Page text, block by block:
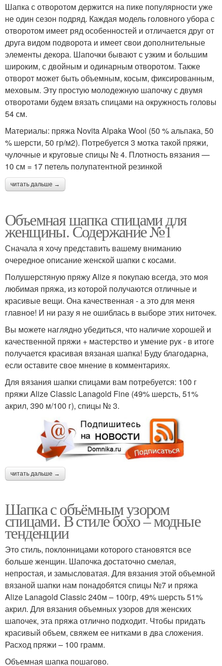
Шапка с отворотом держится на пике популярности уже
не один сезон подряд. Каждая модель головного убора с
отворотом имеет ряд особенностей и отличается друг от
друга видом подворота и имеет свои дополнительные
элементы декора. Шапочки бывают с узким и большим
широким, с двойным и одинарным отворотом. Также
отворот может быть объемным, косым, фиксированным,
меховым. Эту простую молодежную шапочку с двумя
отворотами будем вязать спицами на окружность головы
54 см.
Материалы: пряжа Novita Alpaka Wool (50 % альпака, 50
% шерсти, 50 гр/м2). Потребуется 3 мотка такой пряжи,
чулочные и круговые спицы № 4. Плотность вязания —
10 см = 17 петель полупатентной резинкой
читать дальше →
Объемная шапка спицами для
женщины. Содержание №1
Сначала я хочу представить вашему вниманию
очередное описание женской шапки с косами.
Полушерстяную пряжу Alize я покупаю всегда, это моя
любимая пряжа, из которой получаются отличные и
красивые вещи. Она качественная - а это для меня
главное! И ни разу я не ошиблась в выборе этих ниточек.
Вы можете наглядно убедиться, что наличие хорошей и
качественной пряжи + мастерство и умение рук - в итоге
получается красивая вязаная шапка! Буду благодарна,
если оставите свое мнение в комментариях.
Для вязания шапки спицами вам потребуется: 100 г
пряжи Alize Classic Lanagold Fine (49% шерсть, 51%
акрил, 390 м/100 г), спицы № 3.
читать дальше →
Шапка с объёмным узором
спицами. В стиле бохо – модные
тенденции
Это стиль, поклонницами которого становятся все
больше женщин. Шапочка достаточно смелая,
непростая, и замысловатая. Для вязания этой объемной
вязаной шапки нам понадобятся спицы №7 и пряжа
Alize Lanagold Classic 240м – 100гр, 49% шерсть 51%
акрил. Для вязания объемных узоров для женских
шапочек, эта пряжа отлично подходит. Чтобы придать
красивый объем, свяжем ее нитками в два сложения.
Расход пряжи – 100 грамм.
Объемная шапка пошагово.